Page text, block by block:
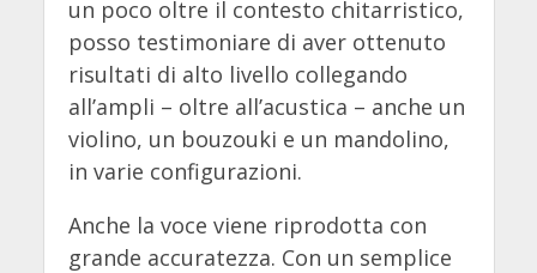
un poco oltre il contesto chitarristico,
posso testimoniare di aver ottenuto
risultati di alto livello collegando
all’ampli – oltre all’acustica – anche un
violino, un bouzouki e un mandolino,
in varie configurazioni.
Anche la voce viene riprodotta con
grande accuratezza. Con un semplice